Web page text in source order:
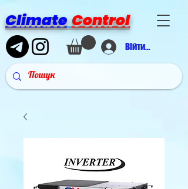
Climate Control
Війти в аккаунт